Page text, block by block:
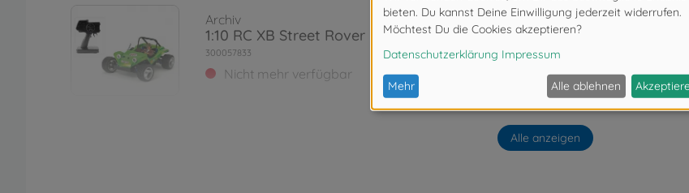
Archiv
1:10 RC XB Street Rover
300057833
Nicht mehr verfügbar
Alle anzeigen